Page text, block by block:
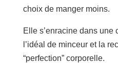
choix de manger moins.
Elle s’enracine dans une
l’idéal de minceur et la
“perfection” corporelle.